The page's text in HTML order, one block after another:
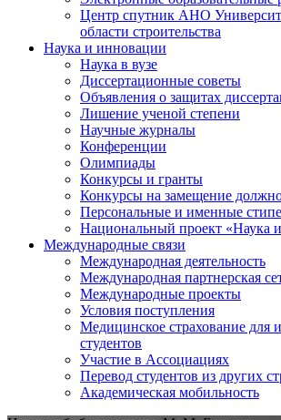
Центр спутник АНО
области строительства
Наука и инновации
Наука в вузе
Диссертационные советы
Объявления о защитах
Лишение ученой степени
Научные журналы
Конференции
Олимпиады
Конкурсы и гранты
Конкурсы на замещение
Персональные и именные
Национальный проект «Наука
Международные связи
Международная деятельность
Международная партнерская
Международные проекты
Условия поступления
Медицинское страхование для
студентов
Участие в Ассоциациях
Перевод студентов из других
Академическая мобильность